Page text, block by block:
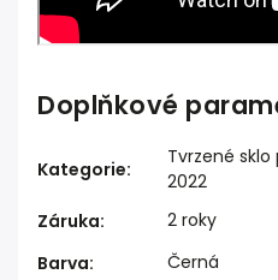
Doplňkové
Kategorie:
Tvrzené sklo
2022
Záruka:
2 roky
Barva:
Černá